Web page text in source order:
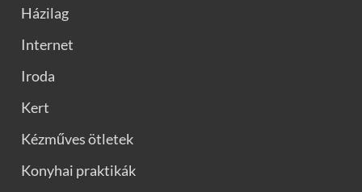
Házilag
Internet
Iroda
Kert
Kézműves ötletek
Konyhai praktikák